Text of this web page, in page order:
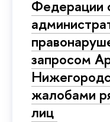
Федерации
запросом
жалобами
лиц